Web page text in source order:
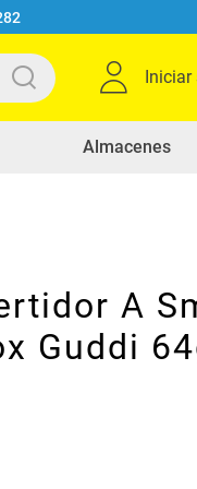
Iniciar
Almacenes
A
Guddi